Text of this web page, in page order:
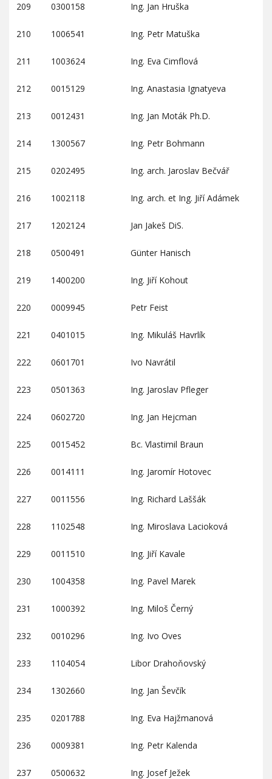
209 0300158 Ing. Jan Hruška
210 1006541 Ing. Petr Matuška
211 1003624 Ing. Eva Cimflová
212 0015129 Ing. Anastasia Ignatyeva
213 0012431 Ing. Jan Moták Ph.D.
214 1300567 Ing. Petr Bohmann
215 0202495 Ing. arch. Jaroslav Bečvář
216 1002118 Ing. arch. et Ing. Jiří Adámek
217 1202124 Jan Jakeš DiS.
218 0500491 Günter Hanisch
219 1400200 Ing. Jiří Kohout
220 0009945 Petr Feist
221 0401015 Ing. Mikuláš Havrlík
222 0601701 Ivo Navrátil
223 0501363 Ing. Jaroslav Pfleger
224 0602720 Ing. Jan Hejcman
225 0015452 Bc. Vlastimil Braun
226 0014111 Ing. Jaromír Hotovec
227 0011556 Ing. Richard Laššák
228 1102548 Ing. Miroslava Lacioková
229 0011510 Ing. Jiří Kavale
230 1004358 Ing. Pavel Marek
231 1000392 Ing. Miloš Černý
232 0010296 Ing. Ivo Oves
233 1104054 Libor Drahoňovský
234 1302660 Ing. Jan Ševčík
235 0201788 Ing. Eva Hajžmanová
236 0009381 Ing. Petr Kalenda
237 0500632 Ing. Josef Ježek